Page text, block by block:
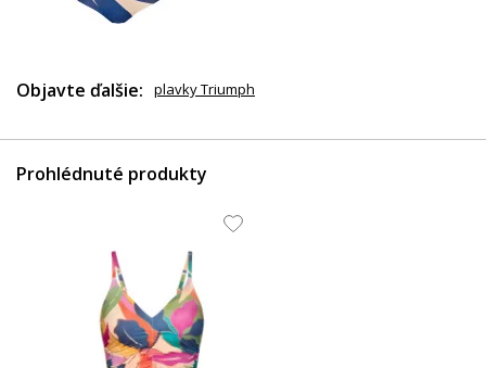
Objavte ďalšie: plavky Triumph
Prohlédnuté produkty